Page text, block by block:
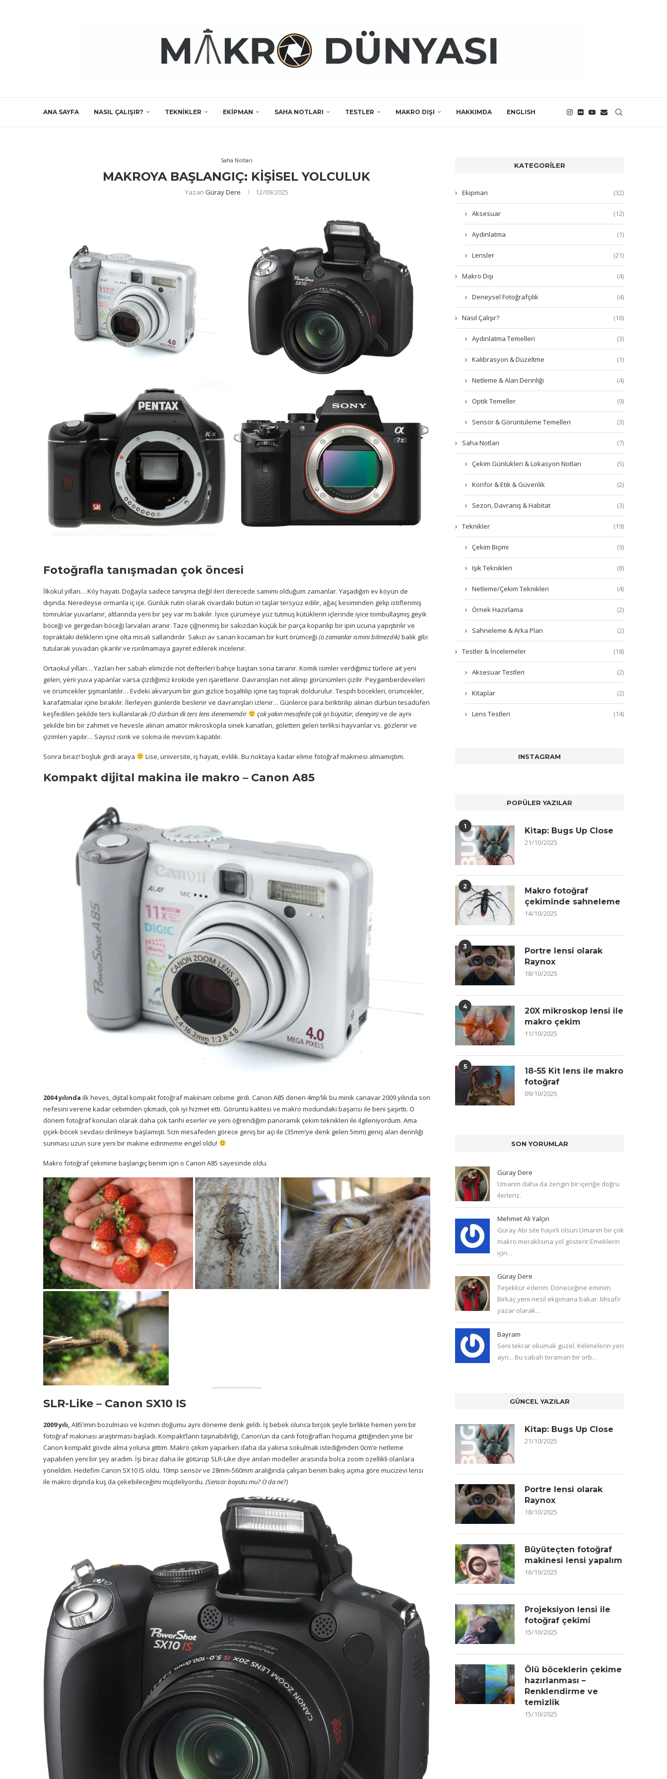
ANA SAYFA NASIL ÇALIŞIR? TEKNIKLER EKIPMAN SAHA NOTLARI TESTLER MAKRO DIŞI HAKKIMDA ENGLISH
Saha Notları
MAKROYA BAŞLANGIÇ: KIŞISEL YOLCULUK
Yazan Güray Dere 12/09/2025
Fotoğrafla tanışmadan çok öncesi
İlkokul yılları… Köy hayatı. Doğayla sadece tanışma değil ileri derecede samimi olduğum zamanlar. Yaşadığım ev köyün de
dışında. Neredeyse ormanla iç içe. Günlük rutin olarak civardaki bütün iri taşlar tersyüz edilir, ağaç kesiminden gelip istiflenmiş
tomruklar yuvarlanır, altlarında yeni bir şey var mı bakılır. İyice çürümeye yüz tutmuş kütüklerin içlerinde iyice tombullaşmış geyik
böceği ve gergedan böceği larvaları aranır. Taze çiğnenmiş bir sakızdan küçük bir parça koparılıp bir ipin ucuna yapıştırılır ve
topraktaki deliklerin içine olta misali sallandırılır. Sakızı av sanan kocaman bir kurt örümceği (o zamanlar ismini bilmezdik)balık gibi
tutularak yuvadan çıkarılır ve ısırılmamaya gayret edilerek incelenir.
Ortaokul yılları… Yazları her sabah elimizde not defterleri bahçe baştan sona taranır. Komik isimler verdiğimiz türlere ait yeni
gelen, yeni yuva yapanlar varsa çizdiğimiz krokide yeri işaretlenir. Davranışları not alınıp görünümleri çizilir. Peygamberdeveleri
ve örümcekler şişmanlatılır… Evdeki akvaryum bir gün gizlice boşaltılıp içine taş toprak doldurulur. Tespih böcekleri, örümcekler,
karafatmalar içine bırakılır. İlerleyen günlerde beslenir ve davranışları izlenir… Günlerce para biriktirilip alınan dürbün tesadüfen
keşfedilen şekilde ters kullanılarak(O dürbün ilk ters lens denememdir çok yakın mesafede çok iyi büyütür, deneyin)ve de aynı
şekilde bin bir zahmet ve hevesle alınan amatör mikroskopla sinek kanatları, göletten gelen terliksi hayvanlar vs. gözlenir ve
çizimleri yapılır… Sayısız ısırık ve sokma ile mevsim kapatılır.
Sonra biraz! boşluk girdi araya Lise, üniversite, iş hayatı, evlilik. Bu noktaya kadar elime fotoğraf makinesi almamıştım.
Kompakt dijital makina ile makro – Canon A85
2004 yılında ilk heves, dijital kompakt fotoğraf makinam cebime girdi. Canon A85 denen 4mp’lik bu minik canavar 2009 yılında son
nefesini verene kadar cebimden çıkmadı, çok iyi hizmet etti. Görüntü kalitesi ve makro modundaki başarısı ile beni şaşırttı. O
dönem fotoğraf konuları olarak daha çok tarihi eserler ve yeni öğrendiğim panoramik çekim teknikleri ile ilgileniyordum. Ama
çiçek-böcek sevdası dirilmeye başlamıştı. 5cm mesafeden görece geniş bir açı ile (35mm’ye denk gelen 5mm) geniş alan derinliği
sunması uzun süre yeni bir makine edinmeme engel oldu!
Makro fotoğraf çekimine başlangıç benim için o Canon A85 sayesinde oldu.
SLR-Like – Canon SX10 IS
2009 yılı, A85’imin bozulması ve kızımın doğumu aynı döneme denk geldi. İş bebek olunca birçok şeyle birlikte hemen yeni bir
fotoğraf makinası araştırması başladı. Kompakt’ların taşınabilirliği, Canon’un da canlı fotoğrafları hoşuma gittiğinden yine bir
Canon kompakt gövde alma yoluna gittim. Makro çekim yaparken daha da yakına sokulmak istediğimden 0cm’e netleme
yapabilen yeni bir şey aradım. İşi biraz daha ile götürüp SLR-Like diye anılan modeller arasında bolca zoom özellikli olanlara
yöneldim. Hedefim Canon SX10 IS oldu. 10mp sensör ve 28mm-560mm aralığında çalışan benim bakış açıma göre mucizevi lensi
ile makro dışında kuş da çekebileceğimi müjdeliyordu. (Sensör boyutu mu? O da ne?)
KATEGORILER
Ekipman (32)
Aksesuar (12)
Aydınlatma (1)
Lensler (21)
Makro Dışı (4)
Deneysel Fotoğrafçılık (4)
Nasıl Çalışır? (16)
Aydınlatma Temelleri (3)
Kalibrasyon & Düzeltme (1)
Netleme & Alan Derinliği (4)
Optik Temeller (9)
Sensör & Görüntüleme Temelleri (3)
Saha Notları (7)
Çekim Günlükleri & Lokasyon Notları (5)
Konfor & Etik & Güvenlik (2)
Sezon, Davranış & Habitat (3)
Teknikler (19)
Çekim Biçimi (9)
Işık Teknikleri (8)
Netleme/Çekim Teknikleri (4)
Örnek Hazırlama (2)
Sahneleme & Arka Plan (2)
Testler & İncelemeler (18)
Aksesuar Testleri (2)
Kitaplar (2)
Lens Testleri (14)
INSTAGRAM
POPÜLER YAZILAR
1 Kitap: Bugs Up Close
21/10/2025
2
Makro fotoğraf
çekiminde sahneleme
14/10/2025
3
Portre lensi olarak
Raynox
18/10/2025
4
20X mikroskop lensi ile
makro çekim
11/10/2025
5
18-55 Kit lens ile makro
fotoğraf
09/10/2025
SON YORUMLAR
Güray Dere
Umarım daha da zengin bir içeriğe doğru
ilerleriz.
Mehmet Ali Yalçın
Güray Abi site hayırlı olsun.Umarım bir çok
makro meraklısına yol gösterir.Emeklerin
için…
Güray Dere
Teşekkür ederim. Döneceğine eminim.
Birkaç yeni nesil ekipmana bakar. Misafir
yazar olarak…
Bayram
Seni tekrar okumak güzel. Kelimelerin yeri
ayrı... Bu sabah toraman bir orb…
GÜNCEL YAZILAR
Kitap: Bugs Up Close
21/10/2025
Portre lensi olarak
Raynox
18/10/2025
Büyüteçten fotoğraf
makinesi lensi yapalım
16/10/2025
Projeksiyon lensi ile
fotoğraf çekimi
15/10/2025
Ölü böceklerin çekime
hazırlanması –
Renklendirme ve
temizlik
15/10/2025